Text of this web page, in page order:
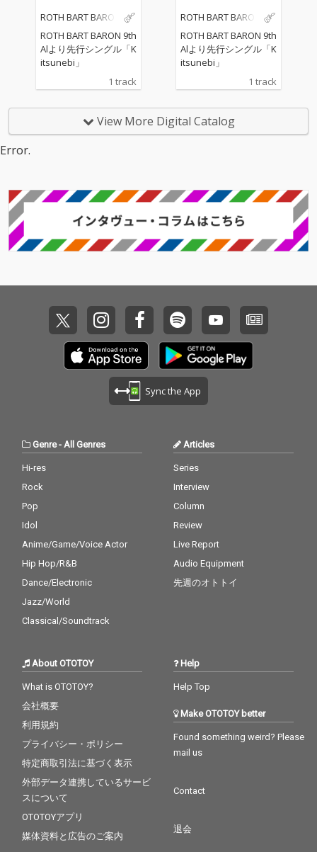
ち上がる景色を通し
て、これまで以上にワ
ガママで、大胆に、新
しい方向性を提示して
する楽曲のひとつ「”Y
は、“君はこの世で一番
ルさを内包させた上で
ージへと昇華させた。
え込んだまま生きる尊
である。原型は数年前
うやく今作というタイ
ミングで世に出ること
となった。珍しくシン
プルな8ビートに乗せ
られた言葉は、どこま
でもストレートに心を
ドを融合させた先行シ
ングル「Kitsunebi」で
ながらも日本古来の狐
かせるような楽曲とな
り、日本語の響きで欧
米的なサウンドスケー
プを描いてきた彼らに
とって、新しい地平を
る。 また、2024年の
「CRYSTAL (feat. Moe
文学の塩塚モエカとの
待望のコラボレーショ
ン。元々レーベル・メ
イトとして交流を深
め、「BLUE SOULS」
のリミックスでも共演
が、この曲でひとつの
結実を迎えた。タイト
ル通り、2人の歌声は
響き、三船の歩みを照
ち上がる景色を通し
て、これまで以上にワ
ガママで、大胆に、新
しい方向性を提示して
する楽曲のひとつ「”Y
は、“君はこの世で一番
ルさを内包させた上で
ージへと昇華させた。
え込んだまま生きる尊
である。原型は数年前
うやく今作というタイ
ミングで世に出ること
となった。珍しくシン
プルな8ビートに乗せ
られた言葉は、どこま
でもストレートに心を
打つ。 音楽的挑戦もま
ドを融合させた先行シ
ングル「Kitsunebi」で
ながらも日本古来の狐
火や浮世絵的な世界観
ちら側の境界を揺らめ
かせるような楽曲とな
り、日本語の響きで欧
米的なサウンドスケー
プを描いてきた彼らに
「CRYSTAL (feat. Moe
文学の塩塚モエカとの
ン。元々レーベル・メ
イトとして交流を深
め、「BLUE SOULS」
のリミックスでも共演
が、この曲でひとつの
結晶のようにまばゆく
ROTH BART BARON
ROTH BART BARON 9th
Alより先行シングル「K
itsunebi」
1 track
ROTH BART BARON
ROTH BART BARON 9th
Alより先行シングル「K
itsunebi」
1 track
View More Digital Catalog
Error.
Sync the App
Genre- All Genres
Hi-res
Rock
Pop
Idol
Anime/Game/Voice Actor
Hip Hop/R&B
Dance/Electronic
Jazz/World
Classical/Soundtrack
Articles
Series
Interview
Column
Review
Live Report
Audio Equipment
先週のオトトイ
About OTOTOY
What is OTOTOY?
会社概要
利用規約
プライバシー・ポリシー
特定商取引法に基づく表示
外部データ連携しているサービ
スについて
OTOTOYアプリ
媒体資料と広告のご案内
Help
Help Top
Make OTOTOY better
Found something weird? Please
mail us
Contact
退会